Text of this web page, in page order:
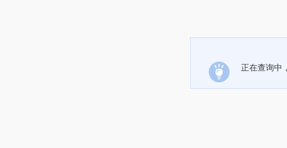
正在查询中